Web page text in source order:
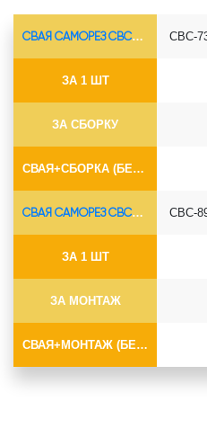
СВАЯ САМОРЕЗ СВС-Ø73*5.5
ЗА 1 ШТ
ЗА СБОРКУ
СВАЯ+СБОРКА (БЕЗ ОГОЛОВКА)
СВС-
СВАЯ САМОРЕЗ СВС-Ø89*6.5
ЗА 1 ШТ
ЗА МОНТАЖ
СВАЯ+МОНТАЖ (БЕЗ ОГОЛОВКА)
СВС-